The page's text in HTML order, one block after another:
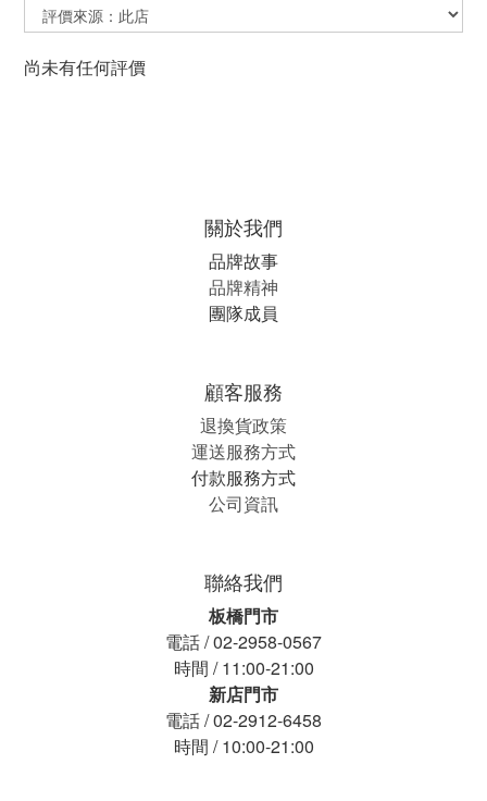
尚未有任何評價
關於我們
品牌故事
品牌精神
團隊成員
顧客服務
退換貨政策
運送服務方式
付款服務方式
公司資訊
聯絡我們
板橋門市
電話 / 02-2958-0567
時間 / 11:00-21:00
新店門市
電話 / 02-2912-6458
時間 / 10:00-21:00